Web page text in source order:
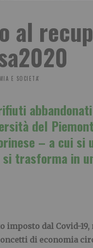
al
E SOCIETA'
del
– a cui si
trasforma in
imposto dal Covid-
di economia